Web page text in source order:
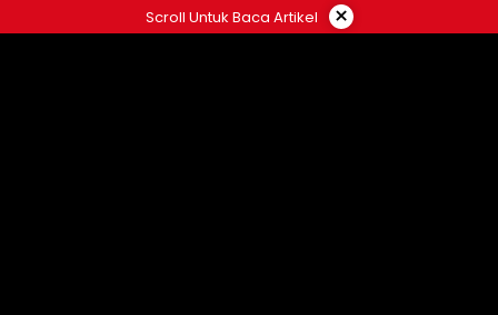
ke
Scroll Untuk Baca Artikel ×